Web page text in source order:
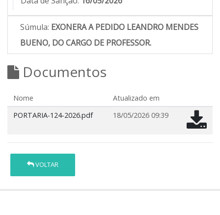
Súmula: EXONERA A PEDIDO LEANDRO MENDES
BUENO, DO CARGO DE PROFESSOR.
Documentos
Nome
Atualizado em
PORTARIA-124-2026.pdf
18/05/2026 09:39
VOLTAR